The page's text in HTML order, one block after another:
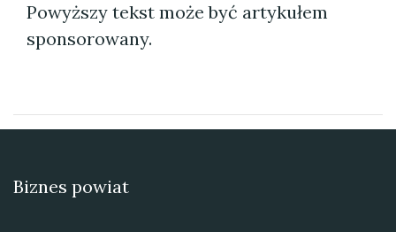
Powyższy tekst może być artykułem
sponsorowany.
Biznes powiat